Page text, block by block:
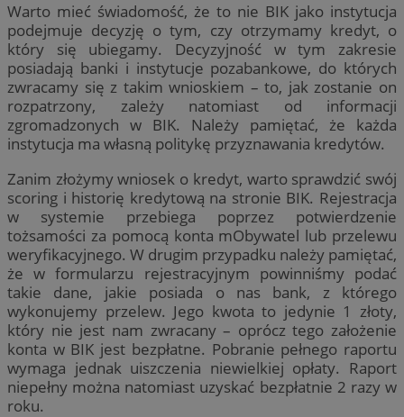
Warto mieć świadomość, że to nie BIK jako instytucja
podejmuje decyzję o tym, czy otrzymamy kredyt, o
który się ubiegamy. Decyzyjność w tym zakresie
posiadają banki i instytucje pozabankowe, do których
zwracamy się z takim wnioskiem – to, jak zostanie on
rozpatrzony, zależy natomiast od informacji
zgromadzonych w BIK. Należy pamiętać, że każda
instytucja ma własną politykę przyznawania kredytów.
Zanim złożymy wniosek o kredyt, warto sprawdzić swój
scoring i historię kredytową na stronie BIK. Rejestracja
w systemie przebiega poprzez potwierdzenie
tożsamości za pomocą konta mObywatel lub przelewu
weryfikacyjnego. W drugim przypadku należy pamiętać,
że w formularzu rejestracyjnym powinniśmy podać
takie dane, jakie posiada o nas bank, z którego
wykonujemy przelew. Jego kwota to jedynie 1 złoty,
który nie jest nam zwracany – oprócz tego założenie
konta w BIK jest bezpłatne. Pobranie pełnego raportu
wymaga jednak uiszczenia niewielkiej opłaty. Raport
niepełny można natomiast uzyskać bezpłatnie 2 razy w
roku.